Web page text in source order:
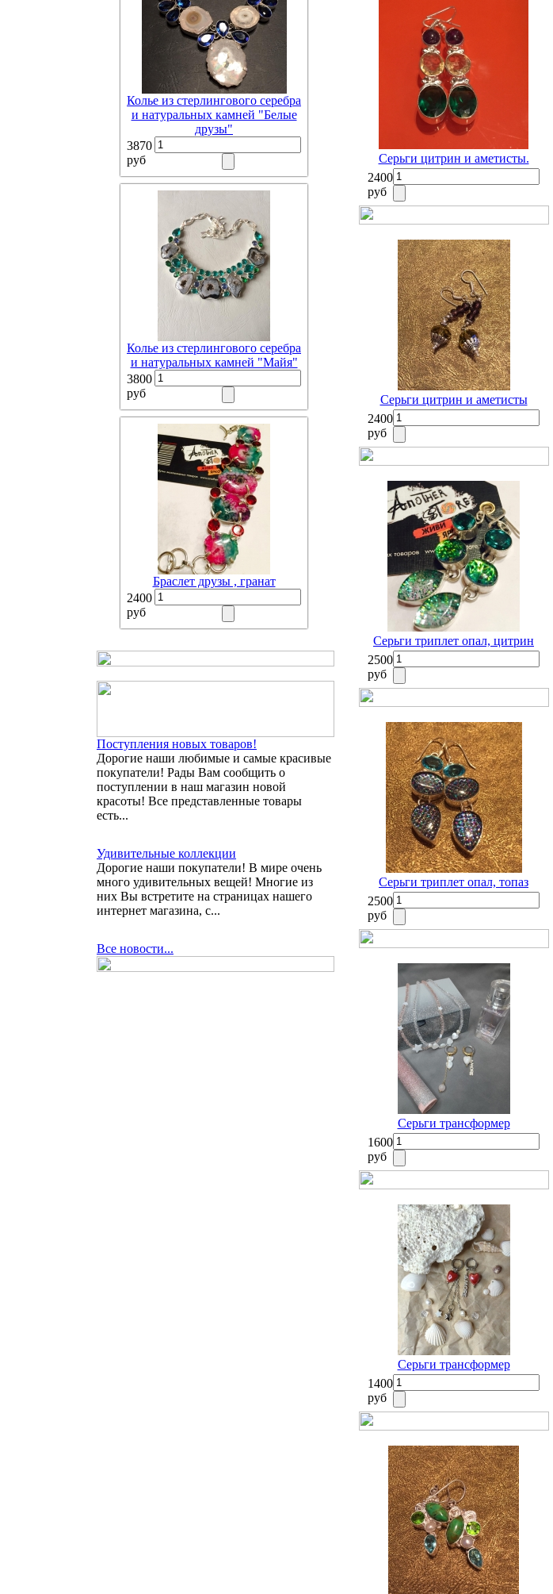
Колье из стерлингового серебра
и натуральных камней "Белые
друзы"
3870
руб
Колье из стерлингового серебра
и натуральных камней "Майя"
3800
руб
Браслет друзы , гранат
2400
руб
Поступления новых товаров!
Дорогие наши любимые и самые красивые
покупатели! Рады Вам сообщить о
поступлении в наш магазин новой
красоты! Все представленные товары
есть...
Удивительные коллекции
Дорогие наши покупатели! В мире очень
много удивительных вещей! Многие из
них Вы встретите на страницах нашего
интернет магазина, с...
Все новости...
Серьги цитрин и аметисты.
2400
руб
Серьги цитрин и аметисты
2400
руб
Серьги триплет опал, цитрин
2500
руб
Серьги триплет опал, топаз
2500
руб
Серьги трансформер
1600
руб
Серьги трансформер
1400
руб